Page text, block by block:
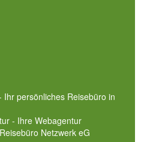
Ihr persönliches Reisebüro in
- Ihre Webagentur
Netzwerk eG